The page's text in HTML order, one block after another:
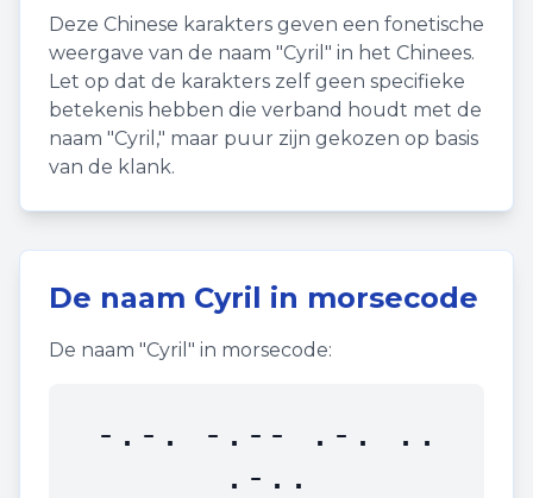
Deze Chinese karakters geven een fonetische
weergave van de naam "Cyril " in het Chinees.
Let op dat de karakters zelf geen specifieke
betekenis hebben die verband houdt met de
naam "Cyril ," maar puur zijn gekozen op basis
van de klank.
De naam Cyril in morsecode
De naam "Cyril " in morsecode:
-.-. -.-- .-. ..
.-..